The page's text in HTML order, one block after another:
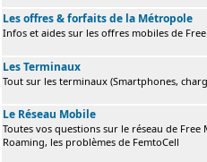
Les offres & forfaits de la Métropole
Infos et aides sur les offres mobiles de
Les Terminaux
Tout sur les terminaux (Smartphones,
Le Réseau Mobile
Toutes vos questions sur le réseau de
Roaming, les problèmes de FemtoCell